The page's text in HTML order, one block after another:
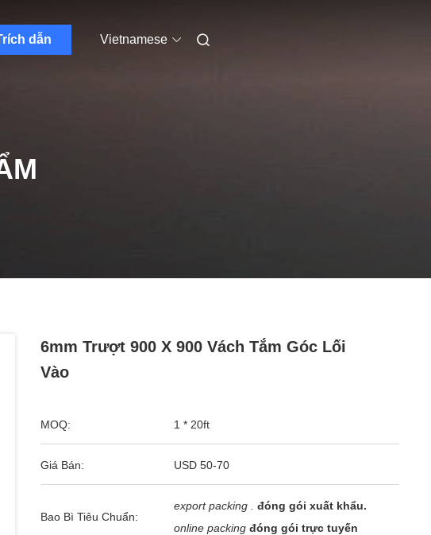
dẫn Vietnamese
6mm Trượt 900 X 900 Vách Tắm Góc Lối
Vào
MOQ: 1 * 20ft
Giá Bán: USD 50-70
Bao Bì Tiêu Chuẩn:
export packing .
đóng gói xuất khẩu.
online packing đóng gói trực tuyến